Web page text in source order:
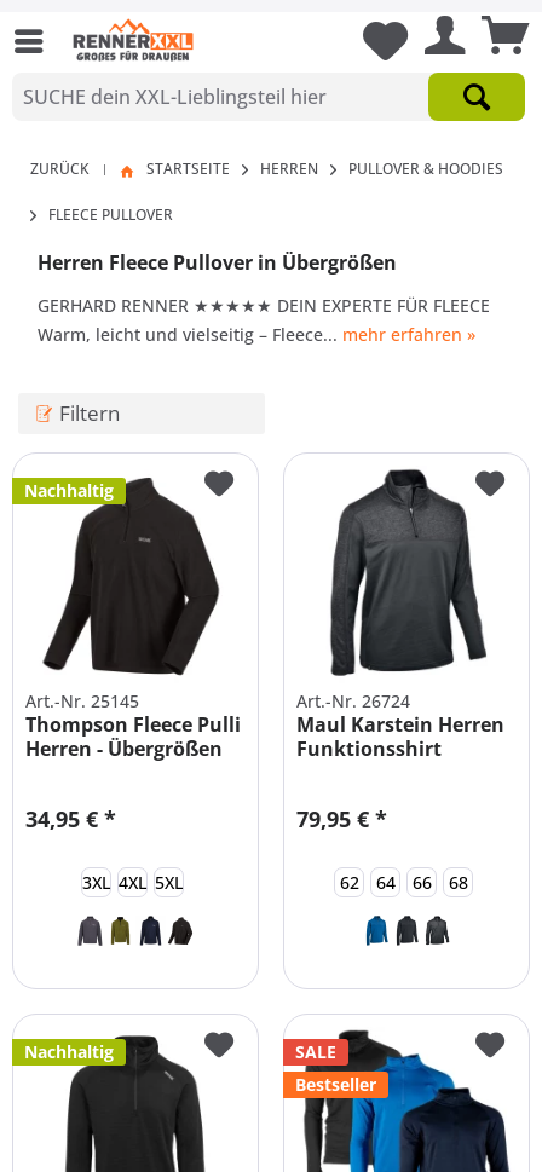
ZURÜCK | STARTSEITE HERREN PULLOVER & HOODIES
FLEECE PULLOVER
Herren Fleece Pullover in Übergrößen
GERHARD RENNER ★★★★★ DEIN EXPERTE FÜR FLEECE
Warm, leicht und vielseitig – Fleece... mehr erfahren »
Filtern
Nachhaltig
Art.-Nr. 25145
Thompson Fleece Pulli
Herren - Übergrößen
34,95 € *
3XL 4XL 5XL
Art.-Nr. 26724
Maul Karstein Herren
Funktionsshirt
79,95 € *
62 64 66 68
Nachhaltig
SALE
Bestseller